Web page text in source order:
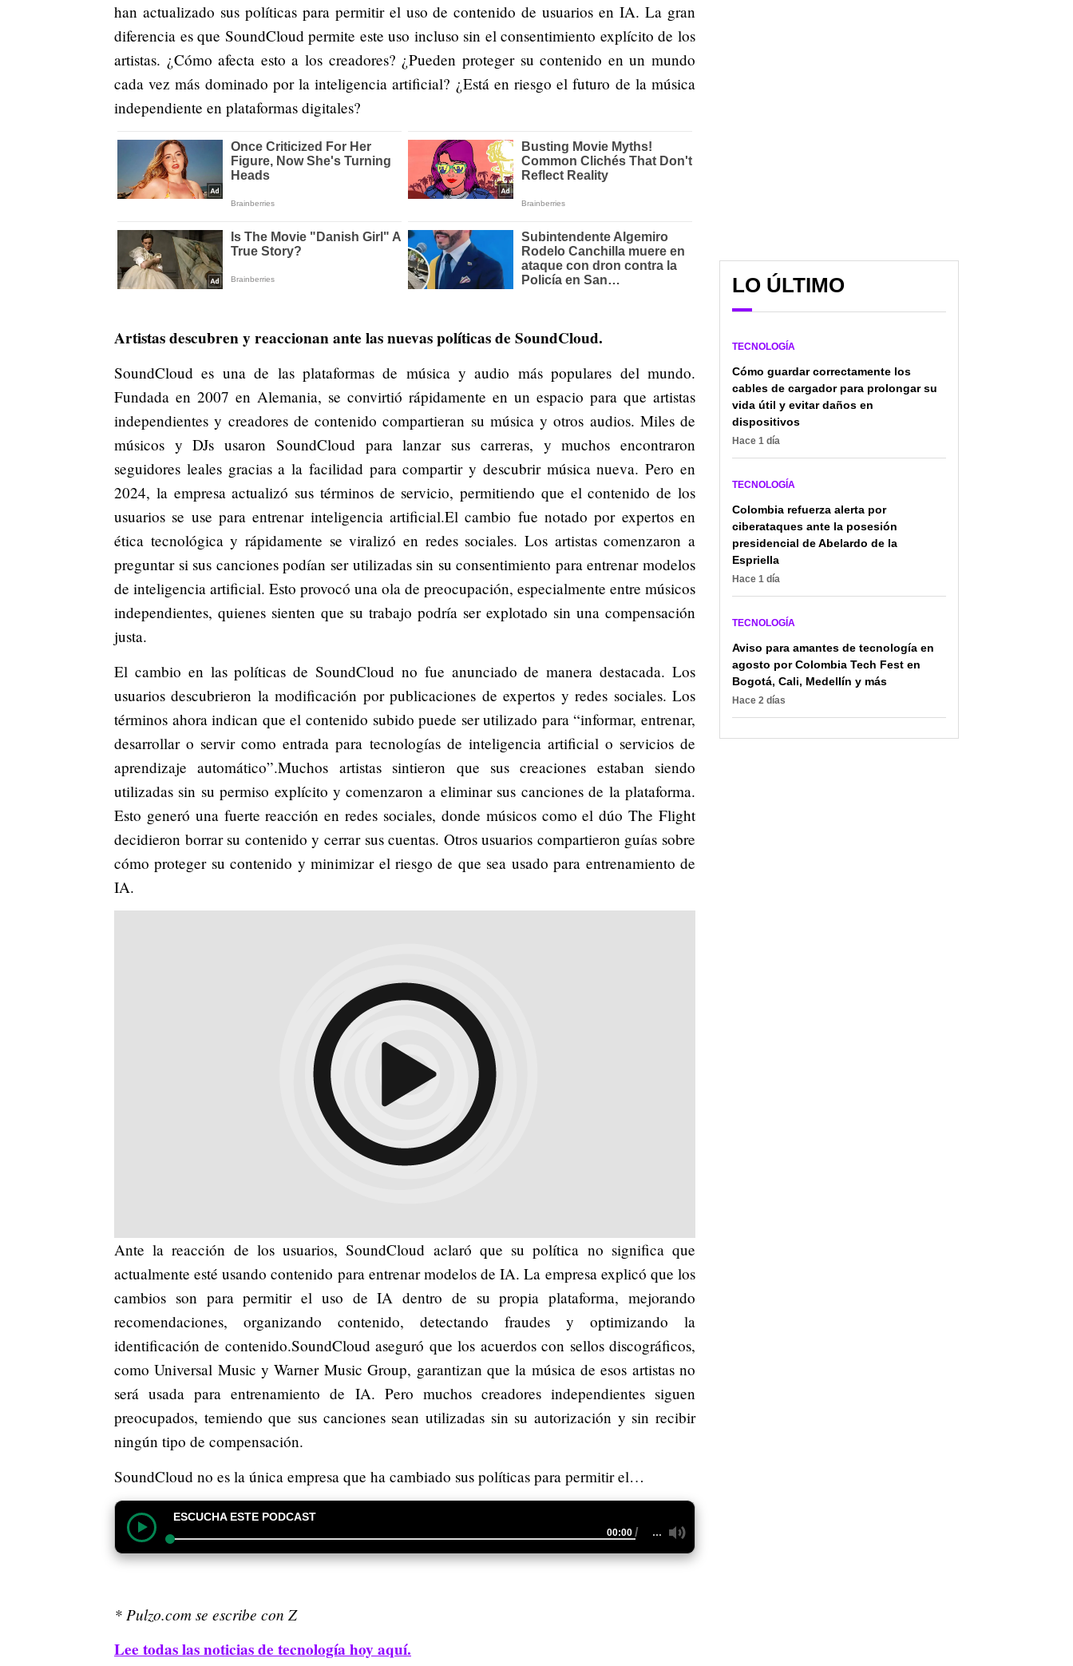
han actualizado sus políticas para permitir el uso de contenido de usuarios en IA. La gran
diferencia es que SoundCloud permite este uso incluso sin el consentimiento explícito de los
artistas. ¿Cómo afecta esto a los creadores? ¿Pueden proteger su contenido en un mundo
cada vez más dominado por la inteligencia artificial? ¿Está en riesgo el futuro de la música
independiente en plataformas digitales?
Artistas descubren y reaccionan ante las nuevas políticas de SoundCloud.
SoundCloud es una de las plataformas de música y audio más populares del mundo.
Fundada en 2007 en Alemania, se convirtió rápidamente en un espacio para que artistas
independientes y creadores de contenido compartieran su música y otros audios. Miles de
músicos y DJs usaron SoundCloud para lanzar sus carreras, y muchos encontraron
seguidores leales gracias a la facilidad para compartir y descubrir música nueva. Pero en
2024, la empresa actualizó sus términos de servicio, permitiendo que el contenido de los
usuarios se use para entrenar inteligencia artificial.El cambio fue notado por expertos en
ética tecnológica y rápidamente se viralizó en redes sociales. Los artistas comenzaron a
preguntar si sus canciones podían ser utilizadas sin su consentimiento para entrenar modelos
de inteligencia artificial. Esto provocó una ola de preocupación, especialmente entre músicos
independientes, quienes sienten que su trabajo podría ser explotado sin una compensación
justa.
El cambio en las políticas de SoundCloud no fue anunciado de manera destacada. Los
usuarios descubrieron la modificación por publicaciones de expertos y redes sociales. Los
términos ahora indican que el contenido subido puede ser utilizado para “informar, entrenar,
desarrollar o servir como entrada para tecnologías de inteligencia artificial o servicios de
aprendizaje automático”.Muchos artistas sintieron que sus creaciones estaban siendo
utilizadas sin su permiso explícito y comenzaron a eliminar sus canciones de la plataforma.
Esto generó una fuerte reacción en redes sociales, donde músicos como el dúo The Flight
decidieron borrar su contenido y cerrar sus cuentas. Otros usuarios compartieron guías sobre
cómo proteger su contenido y minimizar el riesgo de que sea usado para entrenamiento de
IA.
Ante la reacción de los usuarios, SoundCloud aclaró que su política no significa que
actualmente esté usando contenido para entrenar modelos de IA. La empresa explicó que los
cambios son para permitir el uso de IA dentro de su propia plataforma, mejorando
recomendaciones, organizando contenido, detectando fraudes y optimizando la
identificación de contenido.SoundCloud aseguró que los acuerdos con sellos discográficos,
como Universal Music y Warner Music Group, garantizan que la música de esos artistas no
será usada para entrenamiento de IA. Pero muchos creadores independientes siguen
preocupados, temiendo que sus canciones sean utilizadas sin su autorización y sin recibir
ningún tipo de compensación.
SoundCloud no es la única empresa que ha cambiado sus políticas para permitir el…
ESCUCHA ESTE PODCAST
00:00 / …
* Pulzo.com se escribe con Z
Lee todas las noticias de tecnología hoy aquí.
LO ÚLTIMO
TECNOLOGÍA
Cómo guardar correctamente los
cables de cargador para prolongar su
vida útil y evitar daños en
dispositivos
Hace 1 día
TECNOLOGÍA
Colombia refuerza alerta por
ciberataques ante la posesión
presidencial de Abelardo de la
Espriella
Hace 1 día
TECNOLOGÍA
Aviso para amantes de tecnología en
agosto por Colombia Tech Fest en
Bogotá, Cali, Medellín y más
Hace 2 días